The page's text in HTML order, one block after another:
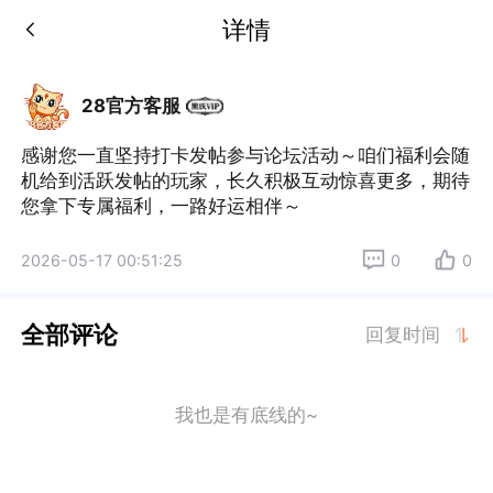
详情
28官方客服
感谢您一直坚持打卡发帖参与论坛活动～咱们福利会随
机给到活跃发帖的玩家，长久积极互动惊喜更多，期待
您拿下专属福利，一路好运相伴～
2026-05-17 00:51:25 0 0
全部评论 回复时间
我也是有底线的~